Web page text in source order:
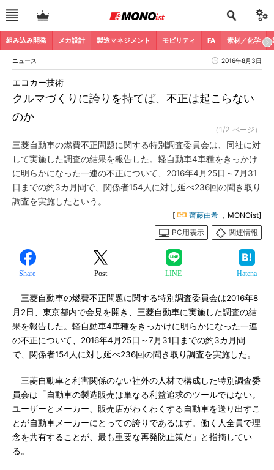
組み込み開発 メカ設計 製造マネジメント モビリティ FA 素材／化学
ニュース 2016年8月3日
クルマづくりに誇りを持てば、不正は起こらない
のか
エコカー技術
（1/2 ページ）
三菱自動車の燃費不正問題に関する特別調査委員会は、同社に対
して実施した調査の結果を報告した。軽自動車4車種をきっかけ
に明らかになった一連の不正について、2016年4月25日～7月31
日までの約3カ月間で、関係者154人に対し延べ236回の聞き取り
調査を実施したという。
[ 齊藤由希 ，MONOist]
PC用表示
関連情報
Share Post LINE Hatena
三菱自動車の燃費不正問題に関する特別調査委員会は2016年8
月2日、東京都内で会見を開き、三菱自動車に実施した調査の結
果を報告した。軽自動車4車種をきっかけに明らかになった一連
の不正について、2016年4月25日～7月31日までの約3カ月間
で、関係者154人に対し延べ236回の聞き取り調査を実施した。
三菱自動車と利害関係のない社外の人材で構成した特別調査委
員会は「自動車の製造販売は単なる利益追求のツールではない。
ユーザーとメーカー、販売店がわくわくする自動車を送り出すこ
とが自動車メーカーにとっての誇りであるはず。働く人全員で理
念を共有することが、最も重要な再発防止策だ」と指摘してい
る。